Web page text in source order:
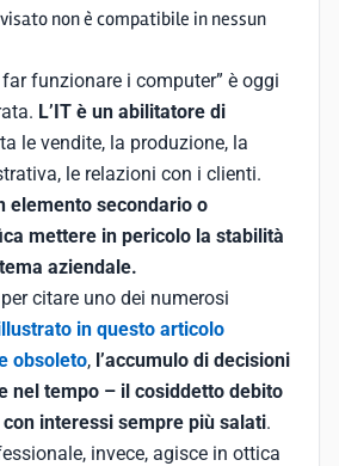
non è compatibile in nessun
far funzionare i computer” è oggi
L’IT è un abilitatore di
le vendite, la produzione, la
le relazioni con i clienti.
elemento secondario o
mettere in pericolo la stabilità
aziendale.
citare uno dei numerosi
in questo articolo
obsoleto, l’accumulo di decisioni
nel tempo – il cosiddetto debito
interessi sempre più salati.
invece, agisce in ottica